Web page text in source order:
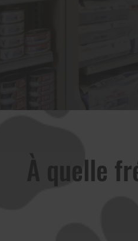
À quelle